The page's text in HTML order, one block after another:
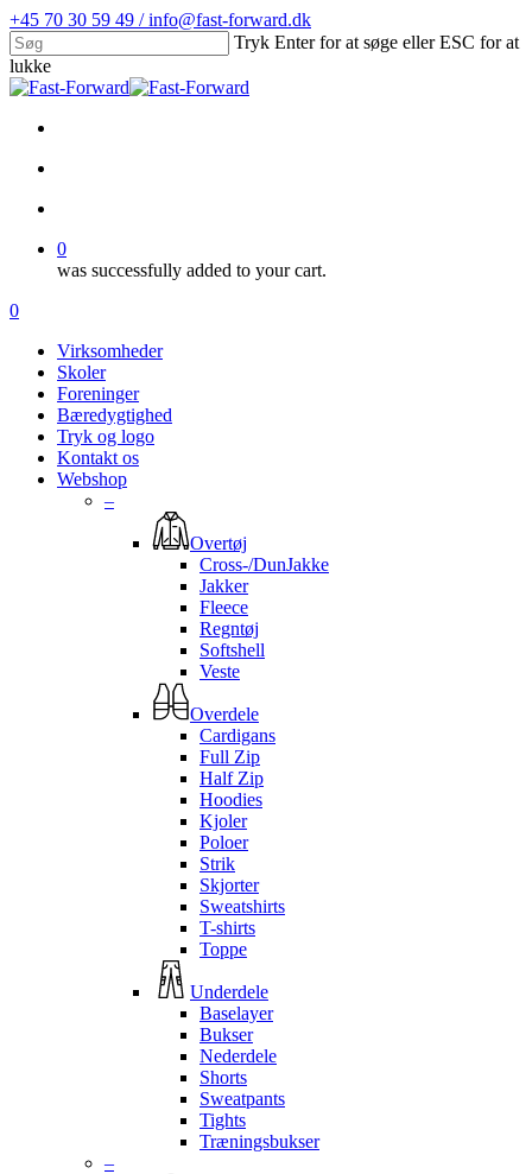
Skip
to
main
content
+45 70 30 59 49 / info@fast-forward.dk
Tryk Enter for at søge eller ESC for at
lukke
Close
0
was successfully added to your cart.
Menu
search
account
0
Virksomheder
Skoler
Foreninger
Bæredygtighed
Tryk og logo
Kontakt os
Webshop
–
Overtøj
Cross-/DunJakke
Jakker
Fleece
Regntøj
Softshell
Veste
Overdele
Cardigans
Full Zip
Half Zip
Hoodies
Kjoler
Poloer
Strik
Skjorter
Sweatshirts
T-shirts
Toppe
Underdele
Baselayer
Bukser
Nederdele
Shorts
Sweatpants
Tights
Træningsbukser
–